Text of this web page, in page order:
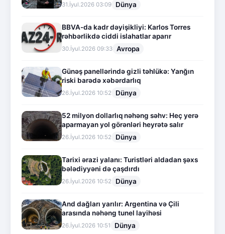
31.İyul.2026 03:09 Dünya
BBVA-da kadr dəyişikliyi: Karlos Torres
rəhbərlikdə ciddi islahatlar aparır
30.İyul.2026 09:33 Avropa
Günəş panellərində gizli təhlükə: Yanğın
riski barədə xəbərdarlıq
26.İyul.2026 10:52 Dünya
52 milyon dollarlıq nəhəng səhv: Heç yerə
aparmayan yol görənləri heyrətə salır
26.İyul.2026 10:52 Dünya
Tarixi ərazi yalanı: Turistləri aldadan şəxs
bələdiyyəni də çaşdırdı
26.İyul.2026 10:52 Dünya
And dağları yarılır: Argentina və Çili
arasında nəhəng tunel layihəsi
26.İyul.2026 10:51 Dünya